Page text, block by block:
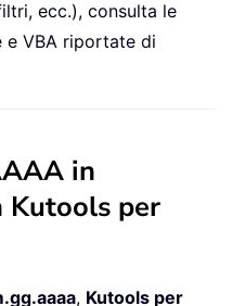
ecc.), consulta le
e VBA riportate di
in
Kutools per
, Kutools per